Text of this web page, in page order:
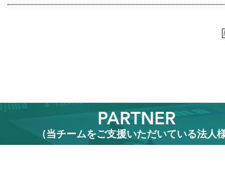
PARTNER
(当チームをご支援いただいている法人